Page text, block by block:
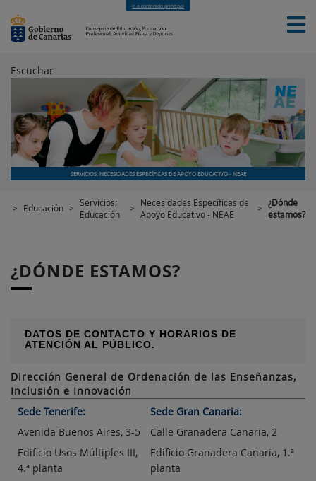
Ir a contenido principal
INICIO EDUCACIÓN
FORMACIÓN PROFESIONAL
CUALIFICACIONES PROFESIONALES
DEPORTES
CONTACTO
[INTRANET]
Escuchar
SERVICIOS: NECESIDADES ESPECÍFICAS DE APOYO EDUCATIVO - NEAE
> Educación > Servicios:
Educación
>
Necesidades Específicas de
Apoyo Educativo - NEAE
>
¿Dónde
estamos?
¿DÓNDE ESTAMOS?
DATOS DE CONTACTO Y HORARIOS DE
ATENCIÓN AL PÚBLICO.
Dirección General de Ordenación de las Enseñanzas,
Inclusión e Innovación
Sede Tenerife:
Avenida Buenos Aires, 3-5
Edificio Usos Múltiples III,
4.ª planta
Sede Gran Canaria:
Calle Granadera Canaria, 2
Edificio Granadera Canaria, 1.ª
planta